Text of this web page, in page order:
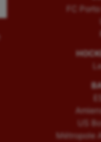
FC
US
Métropole